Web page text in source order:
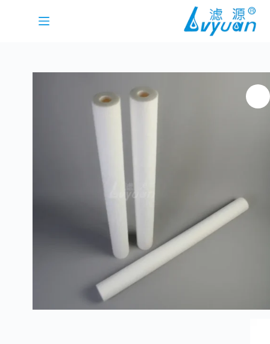
التجاوز
المحتوى